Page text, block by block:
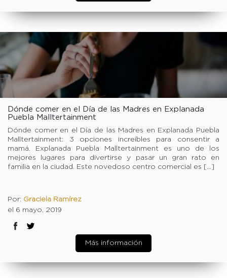
Dónde comer en el Día de las Madres en Explanada
Puebla Malltertainment
Dónde comer en el Día de las Madres en Explanada Puebla
Malltertainment: 3 opciones increíbles para consentir a
mamá. Explanada Puebla Malltertainment es uno de los
mejores lugares para divertirse y pasar un gran rato en
familia en la ciudad. Este novedoso centro comercial es […]
Por: Graciela Ramírez
el 6 mayo, 2019
Más información